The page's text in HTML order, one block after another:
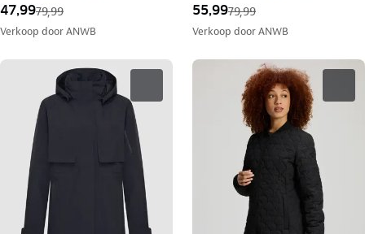
47,9979,99
Verkoop doorANWB
55,9979,99
Verkoop doorANWB